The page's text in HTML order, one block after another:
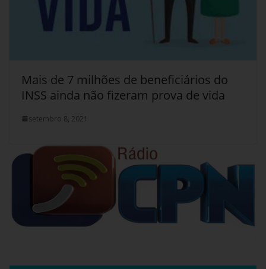
Mais de 7 milhões de beneficiários do
INSS ainda não fizeram prova de vida
setembro 8, 2021